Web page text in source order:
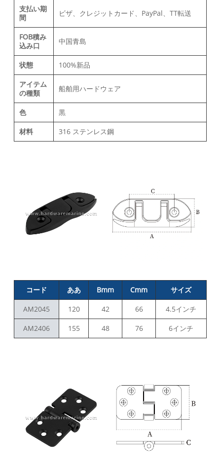
支払い期
間
ビザ、クレジットカード、PayPal、TT転送
FOB積み
込み口
中国青島
状態 100%新品
アイテム
の種類
船舶用ハードウェア
色 黒
材料 316 ステンレス鋼
コード ああ Bmm Cmm サイズ
AM2045 120 42 66 4.5インチ
AM2406 155 48 76 6インチ